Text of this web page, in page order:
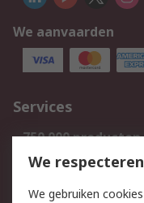
We aanvaarden
Services
750.000 producten
Bestellen
We
We gebruiken